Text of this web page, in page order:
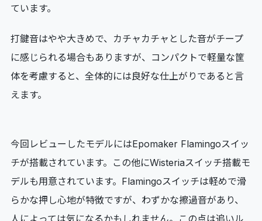
ています。
打鍵音はやや大きめで、カチャカチャとした音がチープ
に感じられる場合もありますが、コンパクトで軽量な筐
体を考慮すると、全体的には良好な仕上がりであると言
えます。
今回レビューしたモデルにはEpomaker Flamingoスイッ
チが搭載されています。この他にWisteriaスイッチ搭載モ
デルも用意されています。Flamingoスイッチは軽めで滑
らかな押し心地が特徴ですが、わずかな擦過音があり、
人によっては気になるかもしれません。この点は追いル